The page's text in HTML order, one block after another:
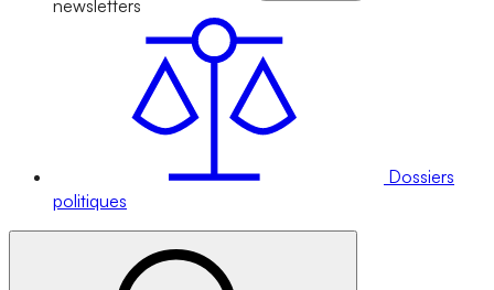
newsletters
Dossiers
politiques